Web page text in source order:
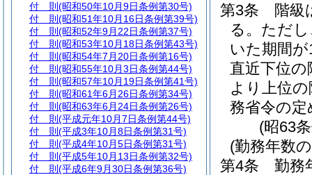
第3条
階級
る。 ただ
いた期間
直近下位
より上位
務省令の
(昭63
(勤務年数
第4条
勤務
付 則 (昭和50年10月9日条例第30号)
付 則 (昭和51年10月16日条例第39号)
付 則 (昭和52年9月22日条例第37号)
付 則 (昭和53年10月18日条例第43号)
付 則 (昭和54年7月20日条例第16号)
付 則 (昭和55年10月3日条例第44号)
付 則 (昭和57年10月19日条例第41号)
付 則 (昭和61年6月26日条例第34号)
付 則 (昭和63年6月24日条例第26号)
付 則 (平成元年10月7日条例第44号)
付 則 (平成3年10月8日条例第31号)
付 則 (平成4年10月5日条例第31号)
付 則 (平成5年10月13日条例第32号)
付 則 (平成6年9月30日条例第36号)